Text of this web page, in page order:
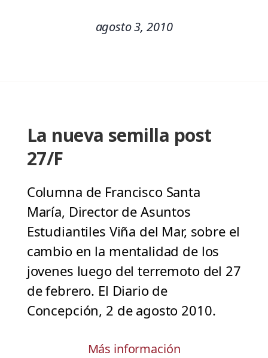
agosto 3, 2010
La nueva semilla post
27/F
Columna de Francisco Santa
María, Director de Asuntos
Estudiantiles Viña del Mar, sobre el
cambio en la mentalidad de los
jovenes luego del terremoto del 27
de febrero. El Diario de
Concepción, 2 de agosto 2010.
Más información